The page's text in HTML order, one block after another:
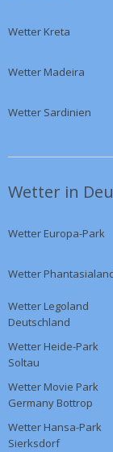
Wetter Kreta
Wetter Madeira
Wetter Sardinien
Wetter in
Wetter Europa-Park
Wetter
Wetter Legoland
Deutschland
Wetter Heide-Park
Soltau
Wetter Movie Park
Germany Bottrop
Wetter Hansa-Park
Sierksdorf